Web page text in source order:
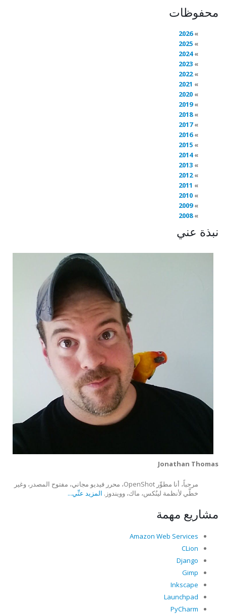
محفوظات
2026
2025
2024
2023
2022
2021
2020
2019
2018
2017
2016
2015
2014
2013
2012
2011
2010
2009
2008
نبذة عني
Jonathan Thomas
مرحباً، أنا مطوِّر OpenShot، محرر فيديو مجاني، مفتوح المصدر، وغير
خطَّي لأنظمة لينُكس، ماك، وويندوز. المزيد عنِّي...
مشاريع مهمة
Amazon Web Services
CLion
Django
Gimp
Inkscape
Launchpad
PyCharm